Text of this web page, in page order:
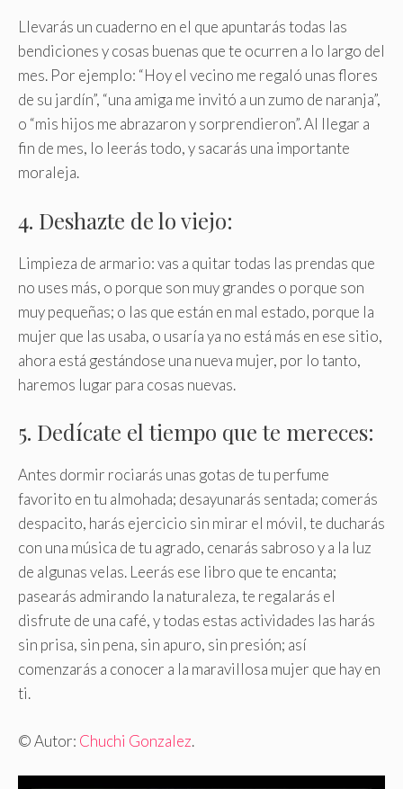
Llevarás un cuaderno en el que apuntarás todas las
bendiciones y cosas buenas que te ocurren a lo largo del
mes. Por ejemplo: “Hoy el vecino me regaló unas flores
de su jardín”, “una amiga me invitó a un zumo de naranja”,
o “mis hijos me abrazaron y sorprendieron”. Al llegar a
fin de mes, lo leerás todo, y sacarás una importante
moraleja.
4. Deshazte de lo viejo:
Limpieza de armario: vas a quitar todas las prendas que
no uses más, o porque son muy grandes o porque son
muy pequeñas; o las que están en mal estado, porque la
mujer que las usaba, o usaría ya no está más en ese sitio,
ahora está gestándose una nueva mujer, por lo tanto,
haremos lugar para cosas nuevas.
5. Dedícate el tiempo que te mereces:
Antes dormir rociarás unas gotas de tu perfume
favorito en tu almohada; desayunarás sentada; comerás
despacito, harás ejercicio sin mirar el móvil, te ducharás
con una música de tu agrado, cenarás sabroso y a la luz
de algunas velas. Leerás ese libro que te encanta;
pasearás admirando la naturaleza, te regalarás el
disfrute de una café, y todas estas actividades las harás
sin prisa, sin pena, sin apuro, sin presión; así
comenzarás a conocer a la maravillosa mujer que hay en
ti.
© Autor: Chuchi Gonzalez.